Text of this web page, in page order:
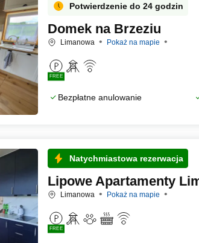
Potwierdzenie do 24 godzin
Domek na Brzeziu
Limanowa Pokaż na mapie
FREE
Bezpłatne anulowanie
Natychmiastowa rezerwacja
Lipowe Apartamenty
Limanowa Pokaż na mapie
FREE